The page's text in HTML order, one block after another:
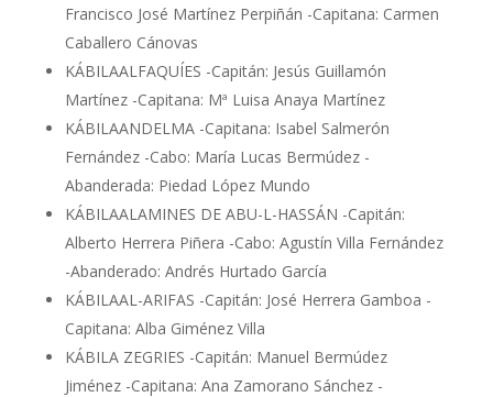
Francisco José Martínez Perpiñán -Capitana: Carmen
Caballero Cánovas
KÁBILAALFAQUÍES -Capitán: Jesús Guillamón
Martínez -Capitana: Mª Luisa Anaya Martínez
KÁBILAANDELMA -Capitana: Isabel Salmerón
Fernández -Cabo: María Lucas Bermúdez -
Abanderada: Piedad López Mundo
KÁBILAALAMINES DE ABU-L-HASSÁN -Capitán:
Alberto Herrera Piñera -Cabo: Agustín Villa Fernández
-Abanderado: Andrés Hurtado García
KÁBILAAL-ARIFAS -Capitán: José Herrera Gamboa -
Capitana: Alba Giménez Villa
KÁBILA ZEGRIES -Capitán: Manuel Bermúdez
Jiménez -Capitana: Ana Zamorano Sánchez -